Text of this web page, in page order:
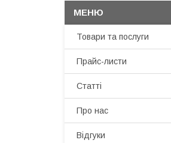
Товари та послуги
Прайс-листи
Статті
Про нас
Відгуки